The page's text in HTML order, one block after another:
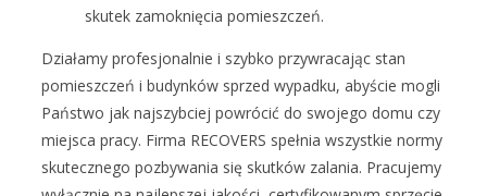
skutek zamoknięcia pomieszczeń.
Działamy profesjonalnie i szybko przywracając stan
pomieszczeń i budynków sprzed wypadku, abyście mogli
Państwo jak najszybciej powrócić do swojego domu czy
miejsca pracy. Firma RECOVERS spełnia wszystkie normy
skutecznego pozbywania się skutków zalania. Pracujemy